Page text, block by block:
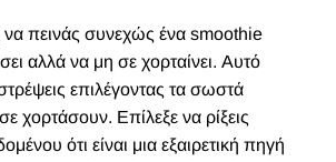
να πεινάς συνεχώς ένα smoothie
αλλά να μη σε χορταίνει. Αυτό
επιλέγοντας τα σωστά
χορτάσουν. Επίλεξε να ρίξεις
ότι είναι μια εξαιρετική πηγή